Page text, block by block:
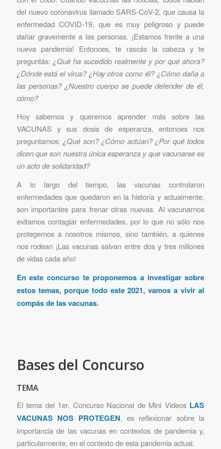
del nuevo coronavirus llamado SARS-CoV-2, que causa la
enfermedad COVID-19, que es muy peligroso y puede
dañar gravemente a las personas. ¡Estamos frente a una
nueva pandemia! Entonces, te rascás la cabeza y te
preguntás: ¿Qué ha sucedido realmente y por qué ahora?
¿Dónde está el virus? ¿Hay otros como él? ¿Cómo daña a
las personas? ¿Nuestro cuerpo se puede defender de él,
cómo?
Hoy sabemos y queremos aprender más sobre las
VACUNAS y sus dosis de esperanza, entonces nos
preguntamos:¿Qué son? ¿Cómo actúan? ¿Por qué todos
dicen que son nuestra única esperanza y que vacunarse es
un acto de solidaridad?
A lo largo del tiempo, las vacunas controlaron
enfermedades que quedaron en la historia y actualmente,
son importantes para frenar otras nuevas. Al vacunarnos
evitamos contagiar enfermedades, por lo que no sólo nos
protegemos a nosotros mismos, sino también, a quienes
nos rodean ¡Las vacunas salvan entre dos y tres millones
de vidas cada año!
En este concurso te proponemos a investigar sobre
estos temas, porque todo este 2021, vamos a vivir al
compás de las vacunas.
Bases del Concurso
TEMA
El tema del 1er. Concurso Nacional de Mini Videos LAS
VACUNAS NOS PROTEGEN, es reflexionar sobre la
importancia de las vacunas en contextos de pandemia y,
particularmente, en el contexto de esta pandemia actual.